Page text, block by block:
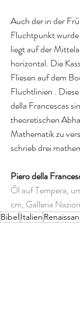
Auch der in der
Fluchtpunkt
liegt auf der
horizontal. Die
Fliesen auf dem
Fluchtlinien .
della Francescas
theoretischen
Mathematik zu
schrieb drei
Piero della
Öl auf Tempera,
cm, Galleria
BibelItalien